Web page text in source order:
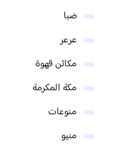
ضبا
عرعر
مكائن قهوة
مكة المكرمة
منوعات
منيو